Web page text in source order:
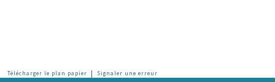
Télécharger le plan papier | Signaler une erreur